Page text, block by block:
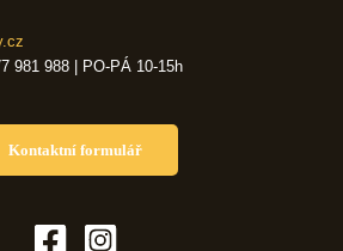
981 988 | PO-PÁ 10-15h
Kontaktní formulář